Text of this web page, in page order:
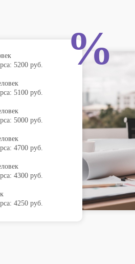
5200 руб.
5100 руб.
5000 руб.
4700 руб.
4300 руб.
4250 руб.
%